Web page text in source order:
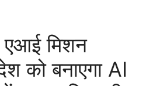
एआई मिशन
को बनाएगा AI